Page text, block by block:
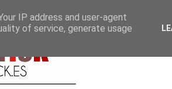
IP address and user-agent
of service, generate usage